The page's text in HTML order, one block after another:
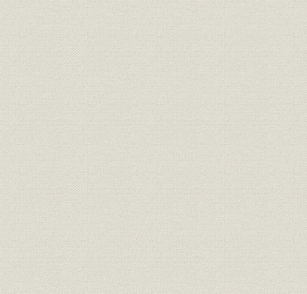
製品
焦土からの出発と高度成長の軌
跡 1946●昭和21年→昭和46年
●1971
昭和21年
(1962年)頃